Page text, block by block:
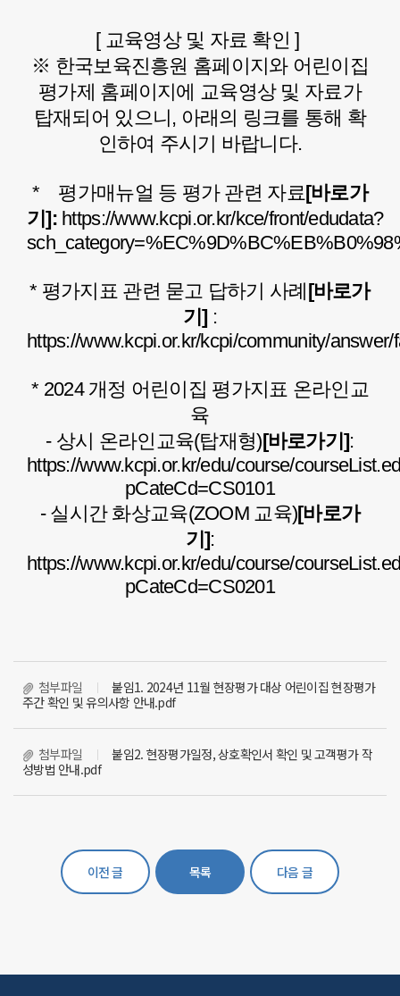
[ 교육영상 및 자료 확인 ]
※ 한국보육진흥원 홈페이지와 어린이집
평가제 홈페이지에 교육영상 및 자료가
탑재되어 있으니, 아래의 링크를 통해 확
인하여 주시기 바랍니다.
* 평가매뉴얼 등 평가 관련 자료[바로가
기]: https://www.kcpi.or.kr/kce/front/edudata?
* 평가지표 관련 묻고 답하기 사례[바로가
기]:
https://www.kcpi.or.kr/kcpi/community/
* 2024 개정 어린이집 평가지표 온라인교
육
- 상시 온라인교육(탑재형)[바로가기]:
https://www.kcpi.or.kr/edu/course/
pCateCd=CS0101
- 실시간 화상교육(ZOOM 교육)[바로가
기]:
https://www.kcpi.or.kr/edu/course/
pCateCd=CS0201
첨부파일
붙임1. 2024년 11월 현장평가 대상 어린이집 현장평가
주간 확인 및 유의사항 안내.pdf
첨부파일
붙임2. 현장평가일정, 상호확인서 확인 및 고객평가 작
성방법 안내.pdf
이전 글 목록 다음 글
한국영유아보육·교육진흥원
어린이집 찾기